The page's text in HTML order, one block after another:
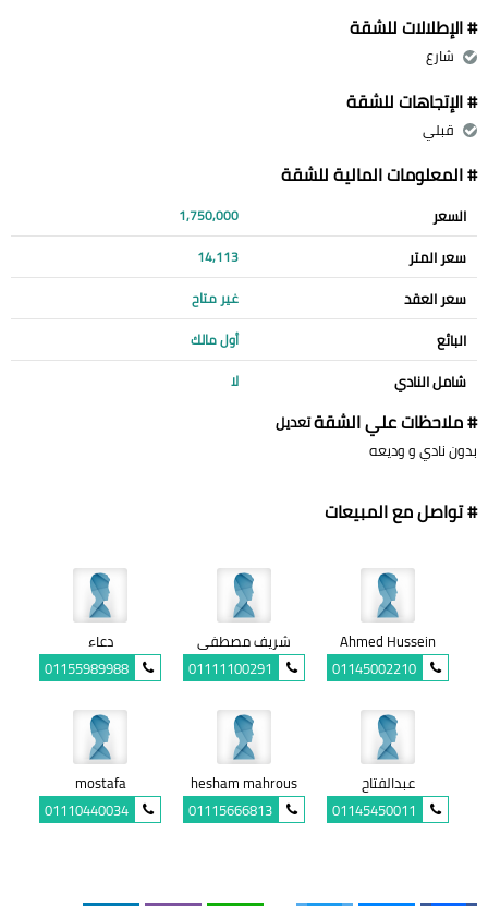
# الإطلالات للشقة
شارع
# الإتجاهات للشقة
قبلي
# المعلومات المالية للشقة
السعر 1,750,000
سعر المتر 14,113
سعر العقد غير متاح
البائع أول مالك
شامل النادي لا
# ملاحظات علي الشقةتعديل
بدون نادي و وديعه
# تواصل مع المبيعات
Ahmed Hussein
01145002210
شريف مصطفى
01111100291
دعاء
01155989988
عبدالفتاح
01145450011
hesham mahrous
01115666813
mostafa
01110440034